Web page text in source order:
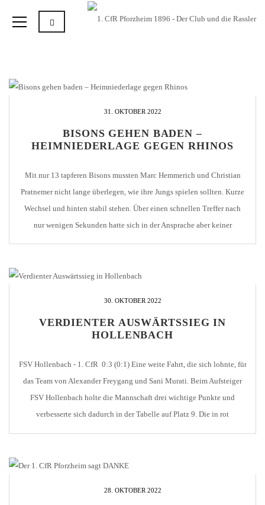
31. OKTOBER 2022
BISONS GEHEN BADEN –
HEIMNIEDERLAGE GEGEN RHINOS
Mit nur 13 tapferen Bisons mussten Marc Hemmerich und Christian
Pratnemer nicht lange überlegen, wie ihre Jungs spielen sollten. Kurze
Wechsel und hinten stabil stehen. Über einen schnellen Treffer nach
nur wenigen Sekunden hatte sich in der Ansprache aber keiner
Gedanken gemacht. Trotzdem gingen die Hausherren nach nur 6
30. OKTOBER 2022
VERDIENTER AUSWÄRTSSIEG IN
HOLLENBACH
FSV Hollenbach - 1. CfR 0:3 (0:1) Eine weite Fahrt, die sich lohnte, für
das Team von Alexander Freygang und Sani Murati. Beim Aufsteiger
FSV Hollenbach holte die Mannschaft drei wichtige Punkte und
verbesserte sich dadurch in der Tabelle auf Platz 9. Die in rot
28. OKTOBER 2022